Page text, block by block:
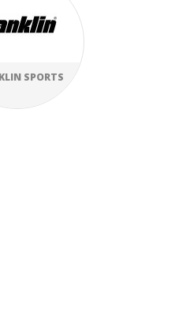
SPORTS